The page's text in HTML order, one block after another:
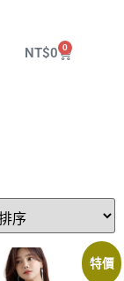
NT$0 0
特價